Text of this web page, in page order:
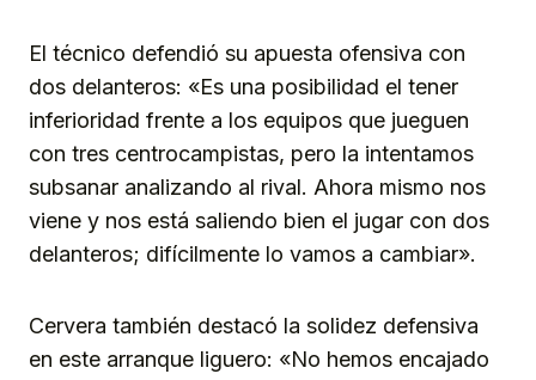
El técnico defendió su apuesta ofensiva con
dos delanteros: «Es una posibilidad el tener
inferioridad frente a los equipos que jueguen
con tres centrocampistas, pero la intentamos
subsanar analizando al rival. Ahora mismo nos
viene y nos está saliendo bien el jugar con dos
delanteros; difícilmente lo vamos a cambiar».
Cervera también destacó la solidez defensiva
en este arranque liguero: «No hemos encajado